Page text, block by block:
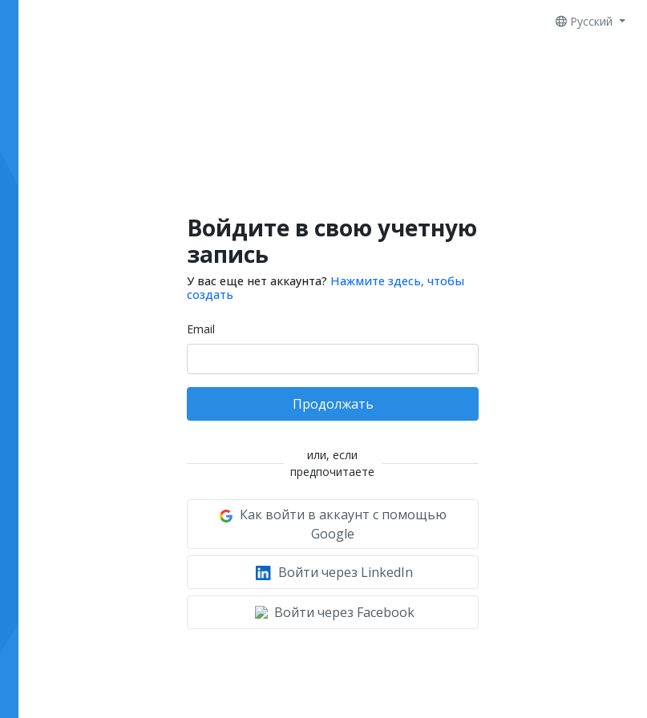
Русский
Войдите в свою учетную
запись
У вас еще нет аккаунта? Нажмите здесь, чтобы
создать
Email
Продолжать
или, если
предпочитаете
Как войти в аккаунт с помощью
Google
Войти через LinkedIn
Войти через Facebook